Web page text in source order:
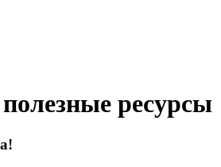
ресурсы